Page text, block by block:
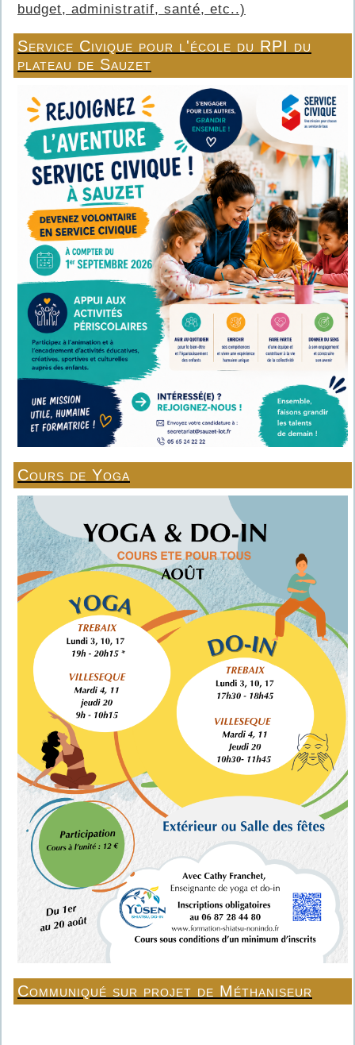
budget, administratif, santé, etc..)
Service Civique pour l'école du RPI du
plateau de Sauzet
Cours de Yoga
Communiqué sur projet de Méthaniseur